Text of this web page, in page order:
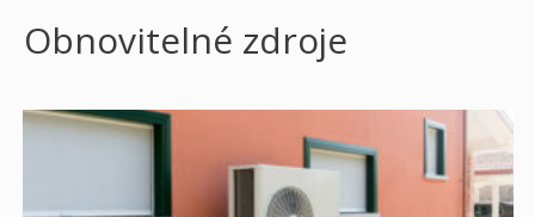
Obnovitelné zdroje